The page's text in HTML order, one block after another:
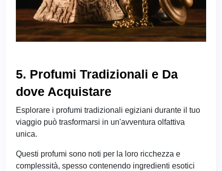
5. Profumi Tradizionali e Da
dove Acquistare
Esplorare i profumi tradizionali egiziani durante il tuo
viaggio può trasformarsi in un'avventura olfattiva
unica.
Questi profumi sono noti per la loro ricchezza e
complessità, spesso contenendo ingredienti esotici